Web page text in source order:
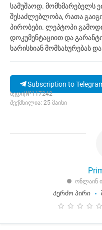
სამუშაოდ. მომხმარებელს
შესაძლებლობა, რათა
პირობები. ლეპტოპი
დოკუმენტაციით და
ხარისხიან მომსახურებას
Subscription to
ხედი|№117242
შექმნილია: 25 მაისი
ონლაინ
Კერძო პირი